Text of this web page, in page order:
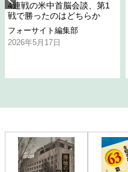
4連戦の米中首脳会談、第1
戦で勝ったのはどちらか
フォーサイト編集部
2026年5月17日